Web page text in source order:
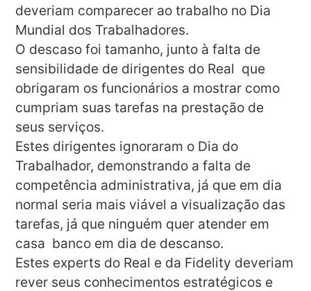
deveriam comparecer ao trabalho no Dia
Mundial dos Trabalhadores.
O descaso foi tamanho, junto à falta de
sensibilidade de dirigentes do Real que
obrigaram os funcionários a mostrar como
cumpriam suas tarefas na prestação de
seus serviços.
Estes dirigentes ignoraram o Dia do
Trabalhador, demonstrando a falta de
competência administrativa, já que em dia
normal seria mais viável a visualização das
tarefas, já que ninguém quer atender em
casa banco em dia de descanso.
Estes experts do Real e da Fidelity deveriam
rever seus conhecimentos estratégicos e